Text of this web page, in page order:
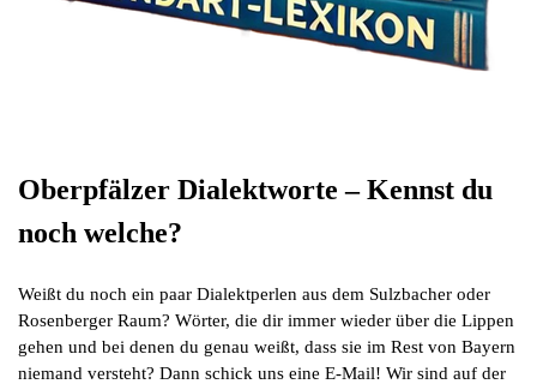
Oberpfälzer Dialektworte – Kennst du
noch welche?
Weißt du noch ein paar Dialektperlen aus dem Sulzbacher oder
Rosenberger Raum? Wörter, die dir immer wieder über die Lippen
gehen und bei denen du genau weißt, dass sie im Rest von Bayern
niemand versteht? Dann schick uns eine E-Mail! Wir sind auf der